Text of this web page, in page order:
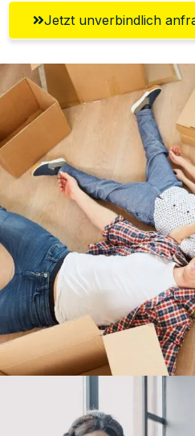
Jetzt unverbindlich